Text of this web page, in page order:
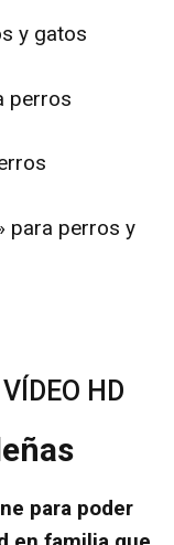
y gatos
perros
para perros y
HD
para poder